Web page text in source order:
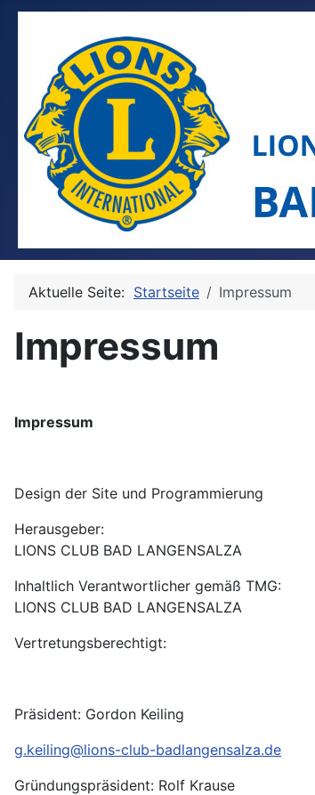
Aktuelle Seite: Startseite Impressum
Impressum
Impressum
Design der Site und Programmierung
Herausgeber:
LIONS CLUB BAD LANGENSALZA
Inhaltlich Verantwortlicher gemäß TMG:
LIONS CLUB BAD LANGENSALZA
Vertretungsberechtigt:
Präsident: Gordon Keiling
g.keiling@lions-club-badlangensalza.de
Gründungspräsident: Rolf Krause